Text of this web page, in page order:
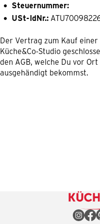
Steuernummer:
USt-IdNr.:
Der Vertrag zum Kauf
Küche&Co-Studio
den AGB, welche Du vor
ausgehändigt bekommst.